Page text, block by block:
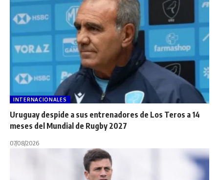
INTERNACIONALES
Uruguay despide a sus entrenadores de Los Teros a 14
meses del Mundial de Rugby 2027
07/08/2026